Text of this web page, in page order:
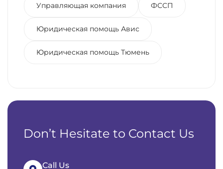
Управляющая компания ФССП
Юридическая помощь Авис
Юридическая помощь Тюмень
Don’t Hesitate to Contact Us
Call Us